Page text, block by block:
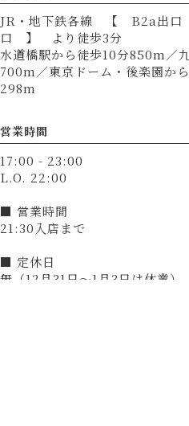
JR・地下鉄各線 【 B2a出
口 】 より徒歩3分
水道橋駅から徒歩10分850m／
700m／東京ドーム・後楽園か
298m
営業時間
17:00 - 23:00
L.O. 22:00
■ 営業時間
21:30入店まで
■ 定休日
無（12月31日～1月3日は休業）